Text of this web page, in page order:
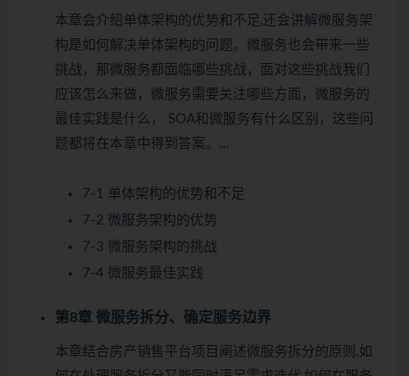
本章会介绍单体架构的优势和不足,还会讲解微服务架
构是如何解决单体架构的问题。微服务也会带来一些
挑战，那微服务都面临哪些挑战，面对这些挑战我们
应该怎么来做，微服务需要关注哪些方面，微服务的
最佳实践是什么， SOA和微服务有什么区别，这些问
题都将在本章中得到答案。…
7-1 单体架构的优势和不足
7-2 微服务架构的优势
7-3 微服务架构的挑战
7-4 微服务最佳实践
第8章 微服务拆分、确定服务边界
本章结合房产销售平台项目阐述微服务拆分的原则,如